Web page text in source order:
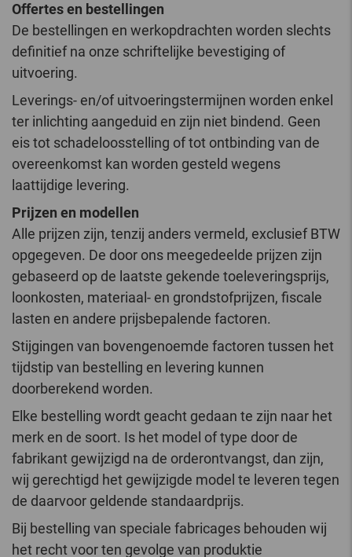
Offertes en bestellingen
De bestellingen en werkopdrachten worden slechts
definitief na onze schriftelijke bevestiging of
uitvoering.
Leverings- en/of uitvoeringstermijnen worden enkel
ter inlichting aangeduid en zijn niet bindend. Geen
eis tot schadeloosstelling of tot ontbinding van de
overeenkomst kan worden gesteld wegens
laattijdige levering.
Prijzen en modellen
Alle prijzen zijn, tenzij anders vermeld, exclusief BTW
opgegeven. De door ons meegedeelde prijzen zijn
gebaseerd op de laatste gekende toeleveringsprijs,
loonkosten, materiaal- en grondstofprijzen, fiscale
lasten en andere prijsbepalende factoren.
Stijgingen van bovengenoemde factoren tussen het
tijdstip van bestelling en levering kunnen
doorberekend worden.
Elke bestelling wordt geacht gedaan te zijn naar het
merk en de soort. Is het model of type door de
fabrikant gewijzigd na de orderontvangst, dan zijn,
wij gerechtigd het gewijzigde model te leveren tegen
de daarvoor geldende standaardprijs.
Bij bestelling van speciale fabricages behouden wij
het recht voor ten gevolge van produktie